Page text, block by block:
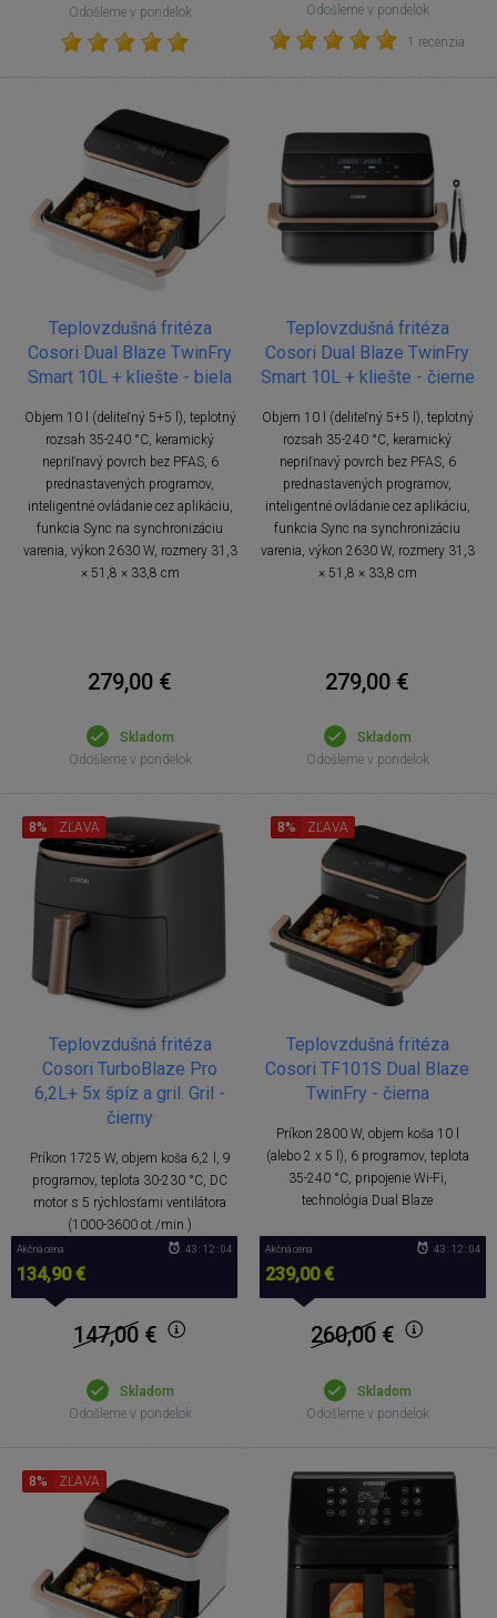
Odošleme v pondelok
Odošleme v pondelok
1 recenzia
Teplovzdušná fritéza
Cosori Dual Blaze TwinFry
Smart 10L + kliešte - biela
Objem 10 l (deliteľný 5+5 l), teplotný
rozsah 35-240 °C, keramický
nepriľnavý povrch bez PFAS, 6
prednastavených programov,
inteligentné ovládanie cez aplikáciu,
funkcia Sync na synchronizáciu
varenia, výkon 2630 W, rozmery 31,3
× 51,8 × 33,8 cm
279,00 €
Skladom
Odošleme v pondelok
Teplovzdušná fritéza
Cosori Dual Blaze TwinFry
Smart 10L + kliešte - čierne
Objem 10 l (deliteľný 5+5 l), teplotný
rozsah 35-240 °C, keramický
nepriľnavý povrch bez PFAS, 6
prednastavených programov,
inteligentné ovládanie cez aplikáciu,
funkcia Sync na synchronizáciu
varenia, výkon 2630 W, rozmery 31,3
× 51,8 × 33,8 cm
279,00 €
Skladom
Odošleme v pondelok
Teplovzdušná fritéza
Cosori TurboBlaze Pro
6,2L+ 5x špíz a gril. Gril -
čierny
Príkon 1725 W, objem koša 6,2 l, 9
programov, teplota 30-230 °C, DC
motor s 5 rýchlosťami ventilátora
(1000-3600 ot./min.)
8% ZĽAVA
Akčná cena
134,90 €
43 : 12 : 04
147,00 €
Skladom
Odošleme v pondelok
Teplovzdušná fritéza
Cosori TF101S Dual Blaze
TwinFry - čierna
Príkon 2800 W, objem koša 10 l
(alebo 2 x 5 l), 6 programov, teplota
35-240 °C, pripojenie Wi-Fi,
technológia Dual Blaze
8% ZĽAVA
Akčná cena
239,00 €
43 : 12 : 04
260,00 €
Skladom
Odošleme v pondelok
8% ZĽAVA